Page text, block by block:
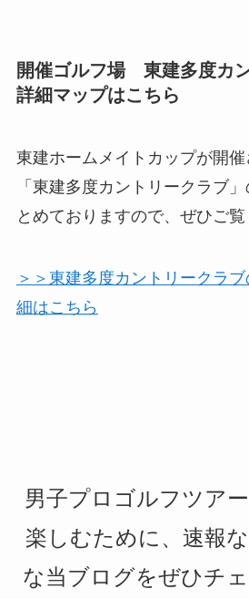
開催ゴルフ場 東建多度カ
詳細マップはこちら
東建ホームメイトカップが開
「東建多度カントリークラブ
とめておりますので、ぜひご覧
＞＞東建多度カントリークラ
細はこちら
男子プロゴルフツア
楽しむために、速報
な当ブログをぜひチ